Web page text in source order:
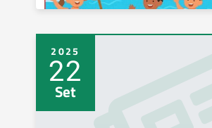
2025
22
Set